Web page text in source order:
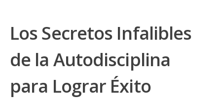
Los Secretos Infalibles
de la Autodisciplina
para Lograr Éxito